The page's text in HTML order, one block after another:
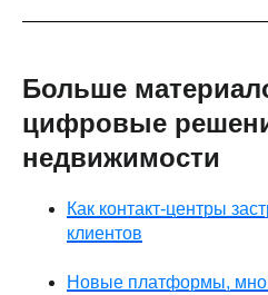
Больше
цифровые
недвижимости
Как контакт-центры
клиентов
Новые платформы,